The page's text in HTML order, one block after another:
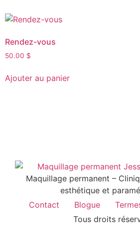
Rendez-vous
50.00 $
Ajouter au panier
Maquillage permanent –
esthétique et
Contact
Blogue
Tous droits